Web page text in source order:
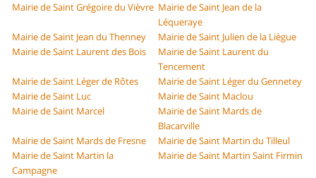
Mairie de Saint Grégoire du Vièvre Mairie de Saint Jean de la
Léqueraye
Mairie de Saint Jean du Thenney
Mairie de Saint Julien de la Liègue
Mairie de Saint Laurent des Bois
Mairie de Saint Laurent du
Tencement
Mairie de Saint Léger de Rôtes
Mairie de Saint Léger du Gennetey
Mairie de Saint Luc
Mairie de Saint Maclou
Mairie de Saint Marcel
Mairie de Saint Mards de
Blacarville
Mairie de Saint Mards de Fresne
Mairie de Saint Martin du Tilleul
Mairie de Saint Martin la
Campagne
Mairie de Saint Martin Saint Firmin